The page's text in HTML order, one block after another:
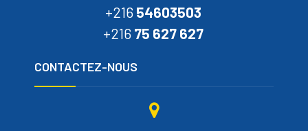
+216 54603503
+216 75 627 627
CONTACTEZ-NOUS